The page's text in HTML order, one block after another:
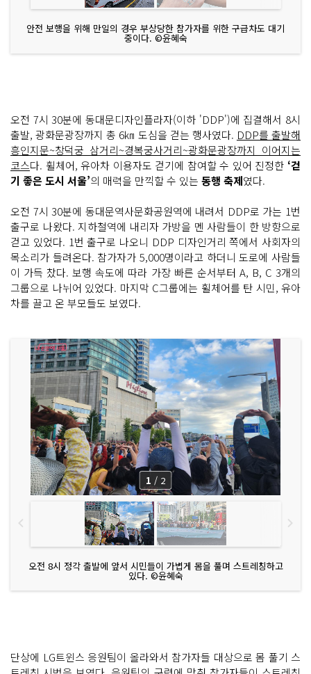
안전 보행을 위해 만일의 경우 부상당한 참가자를 위한 구급차도 대기
중이다. ©윤혜숙
오전 7시 30분에 동대문디자인플라자(이하 'DDP')에 집결해서 8시
출발, 광화문광장까지 총 6㎞ 도심을 걷는 행사였다. DDP를 출발해
흥인지문~창덕궁 삼거리~경복궁사거리~광화문광장까지 이어지는
코스다. 휠체어, 유아차 이용자도 걷기에 참여할 수 있어 진정한 ‘걷
기 좋은 도시 서울’의 매력을 만끽할 수 있는 동행 축제였다.
오전 7시 30분에 동대문역사문화공원역에 내려서 DDP로 가는 1번
출구로 나왔다. 지하철역에 내리자 가방을 멘 사람들이 한 방향으로
걷고 있었다. 1번 출구로 나오니 DDP 디자인거리 쪽에서 사회자의
목소리가 들려온다. 참가자가 5,000명이라고 하더니 도로에 사람들
이 가득 찼다. 보행 속도에 따라 가장 빠른 순서부터 A, B, C 3개의
그룹으로 나뉘어 있었다. 마지막 C그룹에는 휠체어를 탄 시민, 유아
차를 끌고 온 부모들도 보였다.
오전 8시 정각 출발에 앞서 시민들이 가볍게 몸을 풀며 스트레칭하고
있다. ©윤혜숙
1 / 2
단상에 LG트윈스 응원팀이 올라와서 참가자들 대상으로 몸 풀기 스